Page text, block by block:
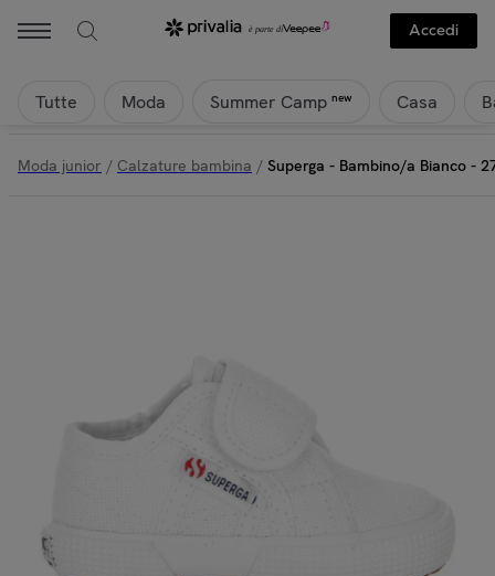
Accedi
Tutte Moda Summer Camp new Casa
Moda junior / Calzature bambina / Superga - Bambino/a Bianco -